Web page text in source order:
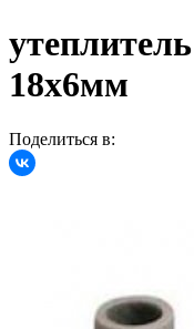
18х6мм
Поделиться в: